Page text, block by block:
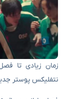
نتفلیکس پوستر